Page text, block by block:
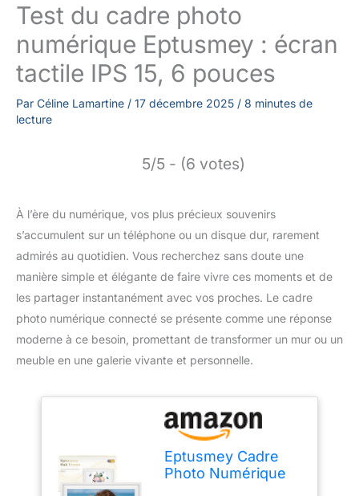
Test du cadre photo
numérique Eptusmey : écran
tactile IPS 15, 6 pouces
Par Céline Lamartine / 17 décembre 2025 / 8 minutes de
lecture
5/5 - (6 votes)
À l’ère du numérique, vos plus précieux souvenirs
s’accumulent sur un téléphone ou un disque dur, rarement
admirés au quotidien. Vous recherchez sans doute une
manière simple et élégante de faire vivre ces moments et de
les partager instantanément avec vos proches. Le cadre
photo numérique connecté se présente comme une réponse
moderne à ce besoin, promettant de transformer un mur ou un
meuble en une galerie vivante et personnelle.
Eptusmey Cadre
Photo Numérique